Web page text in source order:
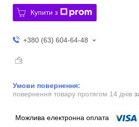
Купити з
+380 (63) 604-64-48
повернення товару протягом 14 днів